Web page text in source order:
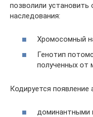
позволили
наследования:
Хромосомный
Генотип
полученных от
Кодируется появление
доминантными